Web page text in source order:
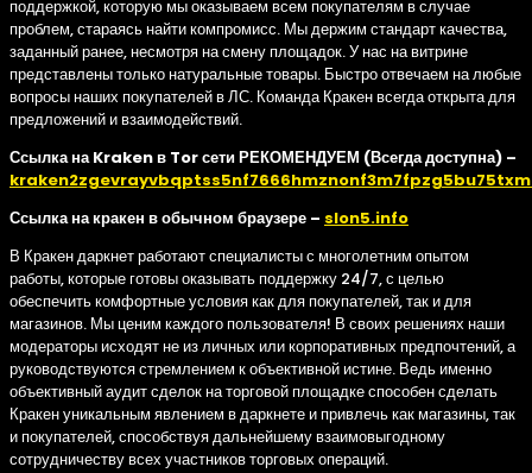
поддержкой, которую мы оказываем всем покупателям в случае
проблем, стараясь найти компромисс. Мы держим стандарт качества,
заданный ранее, несмотря на смену площадок. У нас на витрине
представлены только натуральные товары. Быстро отвечаем на любые
вопросы наших покупателей в ЛС. Команда Кракен всегда открыта для
предложений и взаимодействий.
Ссылка на Kraken в Tor сети РЕКОМЕНДУЕМ (Всегда доступна) –
Ссылка на кракен в обычном браузере – slon5.info
В Кракен даркнет работают специалисты с многолетним опытом
работы, которые готовы оказывать поддержку 24/7, с целью
обеспечить комфортные условия как для покупателей, так и для
магазинов. Мы ценим каждого пользователя! В своих решениях наши
модераторы исходят не из личных или корпоративных предпочтений, а
руководствуются стремлением к объективной истине. Ведь именно
объективный аудит сделок на торговой площадке способен сделать
Кракен уникальным явлением в даркнете и привлечь как магазины, так
и покупателей, способствуя дальнейшему взаимовыгодному
сотрудничеству всех участников торговых операций.